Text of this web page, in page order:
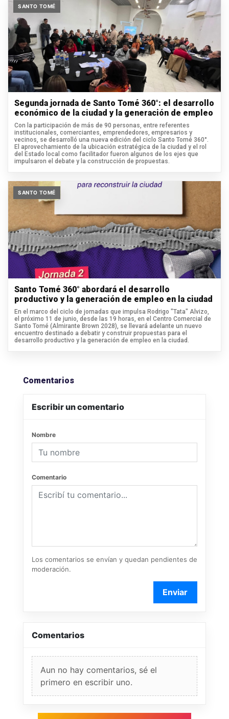
SANTO TOMÉ
Segunda jornada de Santo Tomé 360°: el desarrollo
económico de la ciudad y la generación de empleo
Con la participación de más de 90 personas, entre referentes
institucionales, comerciantes, emprendedores, empresarios y
vecinos, se desarrolló una nueva edición del ciclo Santo Tomé 360°.
El aprovechamiento de la ubicación estratégica de la ciudad y el rol
del Estado local como facilitador fueron algunos de los ejes que
impulsaron el debate y la construcción de propuestas.
SANTO TOMÉ
Santo Tomé 360° abordará el desarrollo
productivo y la generación de empleo en la ciudad
En el marco del ciclo de jornadas que impulsa Rodrigo "Tata" Alvizo,
el próximo 11 de junio, desde las 19 horas, en el Centro Comercial de
Santo Tomé (Almirante Brown 2028), se llevará adelante un nuevo
encuentro destinado a debatir y construir propuestas para el
desarrollo productivo y la generación de empleo en la ciudad.
Comentarios
Escribir un comentario
Nombre
Comentario
Los comentarios se envían y quedan pendientes de
moderación.
Enviar
Comentarios
Aun no hay comentarios, sé el
primero en escribir uno.